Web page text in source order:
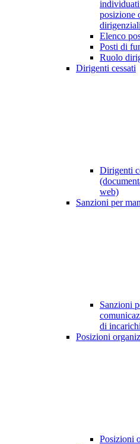
posizione
Elenco
Posti di
Ruolo
Dirigenti cessati
Dirigenti
web)
Sanzioni per
Sanzioni
di
Posizioni
Posizioni